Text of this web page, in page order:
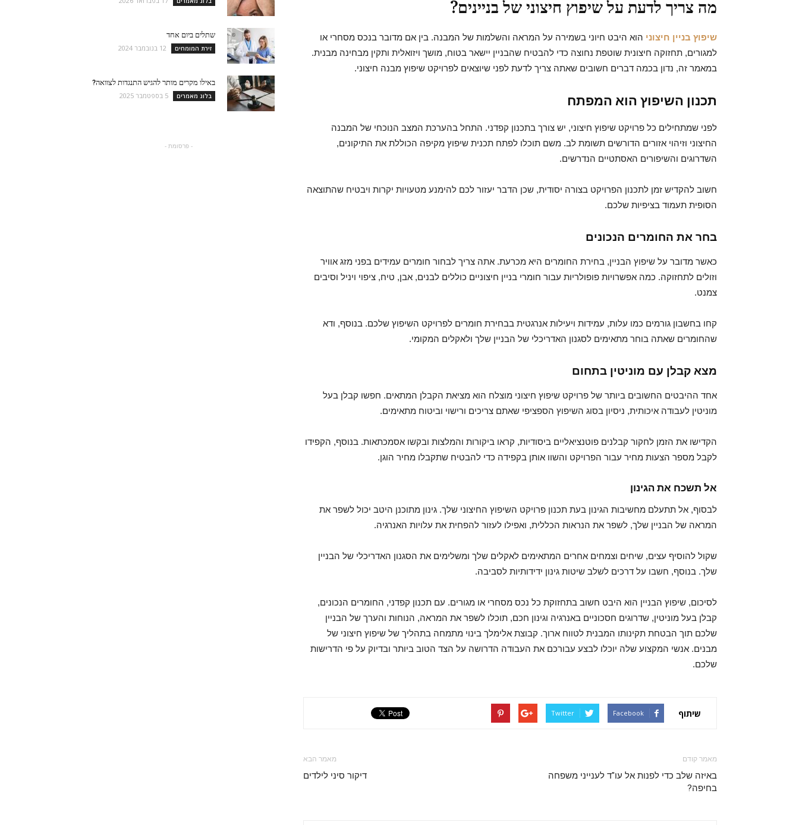
מה צריך לדעת על שיפוץ חיצוני של בניינים?
שיפוץ בניין חיצוני הוא היבט חיוני בשמירה על המראה והשלמות של המבנה. בין אם מדובר בנכס מסחרי או
למגורים, תחזוקה חיצונית שוטפת נחוצה כדי להבטיח שהבניין יישאר בטוח, מושך ויזואלית ותקין מבחינה מבנית.
במאמר זה, נדון בכמה דברים חשובים שאתה צריך לדעת לפני שיוצאים לפרויקט שיפוץ מבנה חיצוני.
תכנון השיפוץ הוא המפתח
לפני שמתחילים כל פרויקט שיפוץ חיצוני, יש צורך בתכנון קפדני. התחל בהערכת המצב הנוכחי של המבנה
החיצוני וזיהוי אזורים הדורשים תשומת לב. משם תוכלו לפתח תכנית שיפוץ מקיפה הכוללת את התיקונים,
השדרוגים והשיפורים האסתטיים הנדרשים.
חשוב להקדיש זמן לתכנון הפרויקט בצורה יסודית, שכן הדבר יעזור לכם להימנע מטעויות יקרות ויבטיח שהתוצאה
הסופית תעמוד בציפיות שלכם.
בחר את החומרים הנכונים
כאשר מדובר על שיפוץ הבניין, בחירת החומרים היא מכרעת. אתה צריך לבחור חומרים עמידים בפני מזג אוויר
וזולים לתחזוקה. כמה אפשרויות פופולריות עבור חומרי בניין חיצוניים כוללים לבנים, אבן, טיח, ציפוי ויניל וסיבים
צמנט.
קחו בחשבון גורמים כמו עלות, עמידות ויעילות אנרגטית בבחירת חומרים לפרויקט השיפוץ שלכם. בנוסף, ודא
שהחומרים שאתה בוחר מתאימים לסגנון האדריכלי של הבניין שלך ולאקלים המקומי.
מצא קבלן עם מוניטין בתחום
אחד ההיבטים החשובים ביותר של פרויקט שיפוץ חיצוני מוצלח הוא מציאת הקבלן המתאים. חפשו קבלן בעל
מוניטין לעבודה איכותית, ניסיון בסוג השיפוץ הספציפי שאתם צריכים ורישוי וביטוח מתאימים.
הקדישו את הזמן לחקור קבלנים פוטנציאליים ביסודיות, קראו ביקורות והמלצות ובקשו אסמכתאות. בנוסף, הקפידו
לקבל מספר הצעות מחיר עבור הפרויקט והשוו אותן בקפידה כדי להבטיח שתקבלו מחיר הוגן.
אל תשכח את הגינון
לבסוף, אל תתעלם מחשיבות הגינון בעת תכנון פרויקט השיפוץ החיצוני שלך. גינון מתוכנן היטב יכול לשפר את
המראה של הבניין שלך, לשפר את הנראות הכללית, ואפילו לעזור להפחית את עלויות האנרגיה.
שקול להוסיף עצים, שיחים וצמחים אחרים המתאימים לאקלים שלך ומשלימים את הסגנון האדריכלי של הבניין
שלך. בנוסף, חשבו על דרכים לשלב שיטות גינון ידידותיות לסביבה.
לסיכום, שיפוץ הבניין הוא היבט חשוב בתחזוקת כל נכס מסחרי או מגורים. עם תכנון קפדני, החומרים הנכונים,
קבלן בעל מוניטין, שדרוגים חסכוניים באנרגיה וגינון חכם, תוכלו לשפר את המראה, הנוחות והערך של הבניין
שלכם תוך הבטחת תקינותו המבנית לטווח ארוך. קבוצת אלימלך בינוי מתמחה בתהליך של שיפוץ חיצוני של
מבנים. אנשי המקצוע שלה יוכלו לבצע עבורכם את העבודה הדרושה על הצד הטוב ביותר ובדיוק על פי הדרישות
שלכם.
שיתוף Facebook
Twitter
מאמר קודם
באיזה שלב כדי לפנות אל עו"ד לענייני משפחה
בחיפה?
מאמר הבא
דיקור סיני לילדים
שתלים ביום אחד
זירת המומחים 12 בנובמבר 2024
באילו מקרים מותר להגיש התנגדות לצוואה?
בלוג מאמרים 5 בספטמבר 2025
- פרסומת -